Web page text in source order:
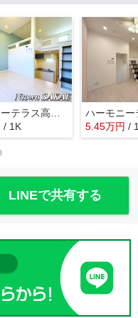
ハーモニーテラス高道町Ⅱ
/ 1K 5.45万円 /
LINEで共有する